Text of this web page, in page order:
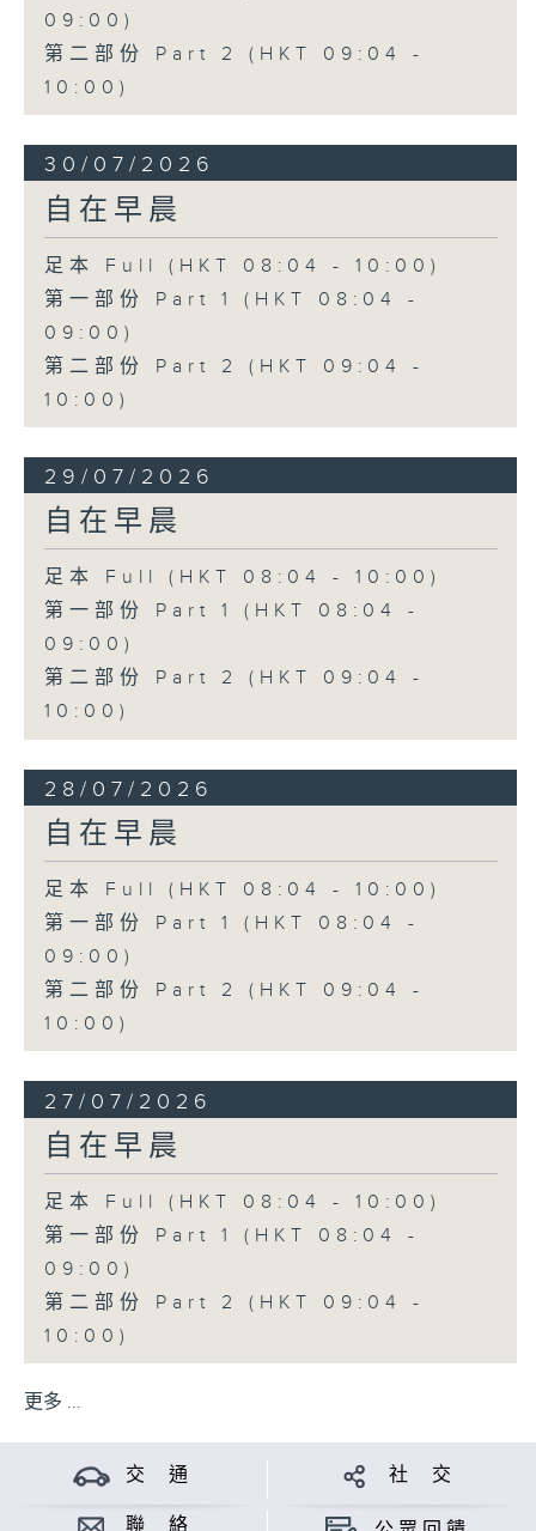
09:00)
第二部份 Part 2 (HKT 09:04 -
10:00)
30/07/2026
自在早晨
足本 Full (HKT 08:04 - 10:00)
第一部份 Part 1 (HKT 08:04 -
09:00)
第二部份 Part 2 (HKT 09:04 -
10:00)
29/07/2026
自在早晨
足本 Full (HKT 08:04 - 10:00)
第一部份 Part 1 (HKT 08:04 -
09:00)
第二部份 Part 2 (HKT 09:04 -
10:00)
28/07/2026
自在早晨
足本 Full (HKT 08:04 - 10:00)
第一部份 Part 1 (HKT 08:04 -
09:00)
第二部份 Part 2 (HKT 09:04 -
10:00)
27/07/2026
自在早晨
足本 Full (HKT 08:04 - 10:00)
第一部份 Part 1 (HKT 08:04 -
09:00)
第二部份 Part 2 (HKT 09:04 -
10:00)
更多 ...
交 通 社 交
聯 絡